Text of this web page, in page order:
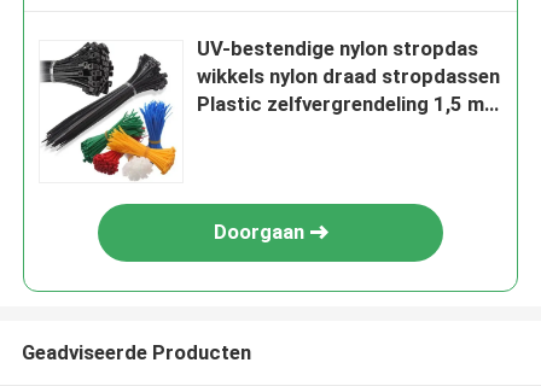
UV-bestendige nylon stropdas
wikkels nylon draad stropdassen
Plastic zelfvergrendeling 1,5 mm
Doorgaan
Geadviseerde Producten